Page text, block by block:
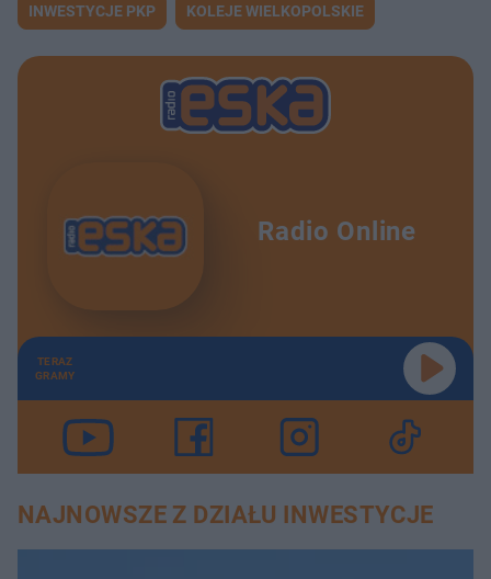
INWESTYCJE PKP KOLEJE WIELKOPOLSKIE
Radio Online
TERAZ
GRAMY
NAJNOWSZE Z DZIAŁU INWESTYCJE